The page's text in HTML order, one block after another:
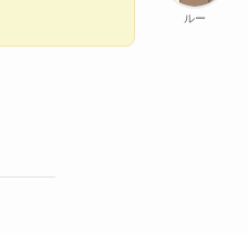
ルー